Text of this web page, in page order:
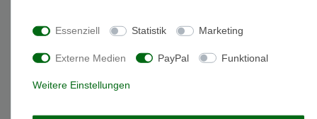
Artikelnummer: SKJ1461040
Material: Edelstahl
Armbandlänge: 22 cm
diesen Wert verkleinert werden )
Essenziell Statistik Marketing
Externe Medien PayPal Funktional
Weitere Einstellungen